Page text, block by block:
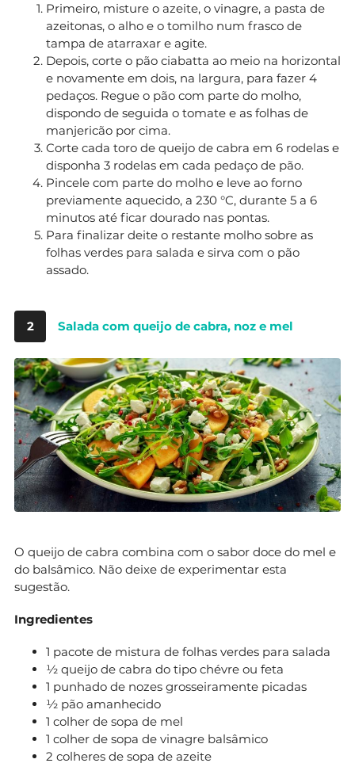
Primeiro, misture o azeite, o vinagre, a pasta de
azeitonas, o alho e o tomilho num frasco de
tampa de atarraxar e agite.
Depois, corte o pão ciabatta ao meio na horizontal
e novamente em dois, na largura, para fazer 4
pedaços. Regue o pão com parte do molho,
dispondo de seguida o tomate e as folhas de
manjericão por cima.
Corte cada toro de queijo de cabra em 6 rodelas e
disponha 3 rodelas em cada pedaço de pão.
Pincele com parte do molho e leve ao forno
previamente aquecido, a 230 °C, durante 5 a 6
minutos até ficar dourado nas pontas.
Para finalizar deite o restante molho sobre as
folhas verdes para salada e sirva com o pão
assado.
2 Salada com queijo de cabra, noz e mel
O queijo de cabra combina com o sabor doce do mel e
do balsâmico. Não deixe de experimentar esta
sugestão.
Ingredientes
1 pacote de mistura de folhas verdes para salada
½ queijo de cabra do tipo chévre ou feta
1 punhado de nozes grosseiramente picadas
½ pão amanhecido
1 colher de sopa de mel
1 colher de sopa de vinagre balsâmico
2 colheres de sopa de azeite